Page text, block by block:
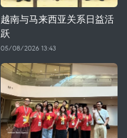
越南与马来西亚关系日益活
跃
05/08/2026 13:43